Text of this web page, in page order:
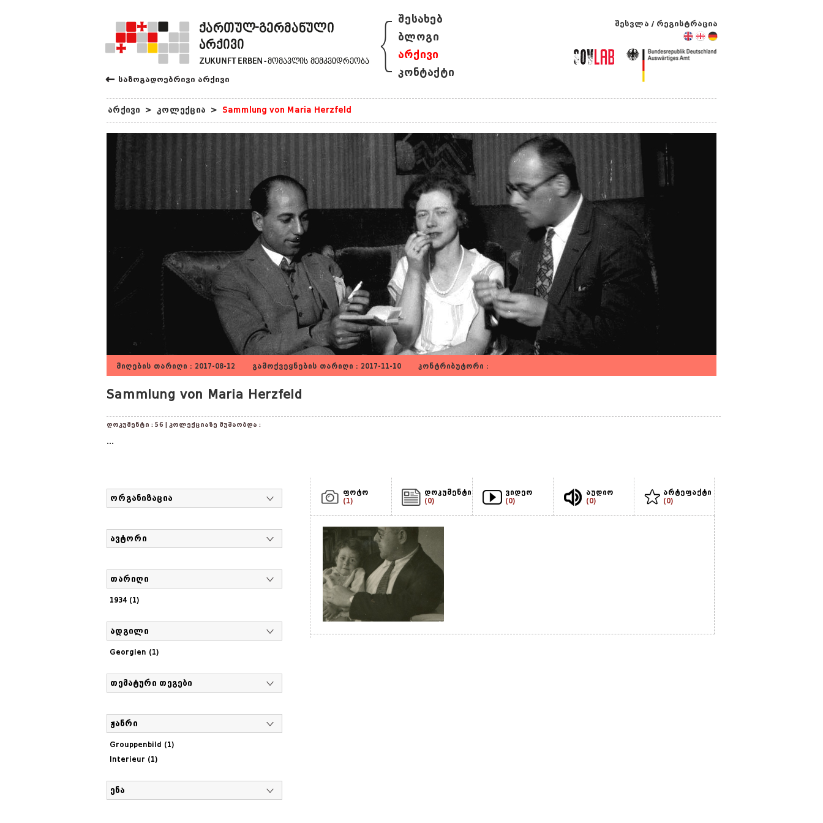
← საზოგადოებრივი არქივი
{ შესახებ
ბლოგი
არქივი
კონტაქტი
შესვლა / რეგისტრაცია
არქივი > კოლექცია > Sammlung von Maria Herzfeld
მიღების თარიღი : 2017-08-12 გამოქვეყნების თარიღი : 2017-11-10 კონტრიბუტორი :
Sammlung von Maria Herzfeld
დოკუმენტი : 56 | კოლექციაზე მუშაობდა :
...
ორგანიზაცია
ავტორი
თარიღი
1934 (1)
ადგილი
Georgien (1)
თემატური თეგები
ჟანრი
Grouppenbild (1)
Interieur (1)
ენა
ფოტო
(1)
დოკუმენტი
(0)
ვიდეო
(0)
აუდიო
(0)
არტეფაქტი
(0)